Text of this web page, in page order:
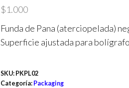
$1.000
Funda de Pana (aterciopelada)
Superficie ajustada para
SKU: PKPL02
Categoría: Packaging